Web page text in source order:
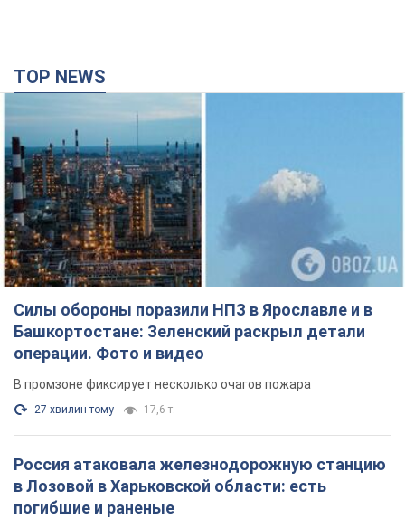
TOP NEWS
Силы обороны поразили НПЗ в Ярославле и в
Башкортостане: Зеленский раскрыл детали
операции. Фото и видео
В промзоне фиксирует несколько очагов пожара
27 хвилин тому 17,6 т.
Россия атаковала железнодорожную станцию
в Лозовой в Харьковской области: есть
погибшие и раненые